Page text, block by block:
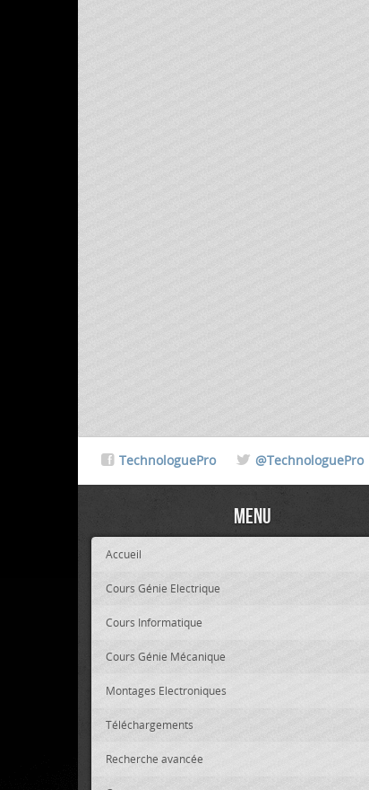
TechnologuePro @TechnologuePro
Menu
Accueil
Cours Génie Electrique
Cours Informatique
Cours Génie Mécanique
Montages Electroniques
Téléchargements
Recherche avancée